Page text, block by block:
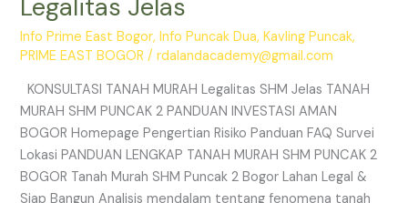
Legalitas Jelas
Info Prime East Bogor,Info Puncak Dua,Kavling Puncak,
PRIME EAST BOGOR /rdalandacademy@gmail.com
KONSULTASI TANAH MURAH Legalitas SHM Jelas TANAH
MURAH SHM PUNCAK 2 PANDUAN INVESTASI AMAN
BOGOR Homepage Pengertian Risiko Panduan FAQ Survei
Lokasi PANDUAN LENGKAP TANAH MURAH SHM PUNCAK 2
BOGOR Tanah Murah SHM Puncak 2 Bogor Lahan Legal &
Siap Bangun Analisis mendalam tentang fenomena tanah